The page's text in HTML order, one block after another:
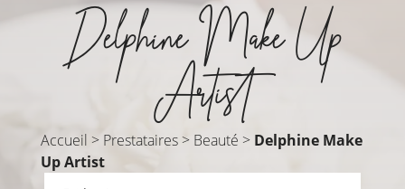
Delphine Make Up
Artist
Accueil > Prestataires> Beauté > Delphine Make
Up Artist